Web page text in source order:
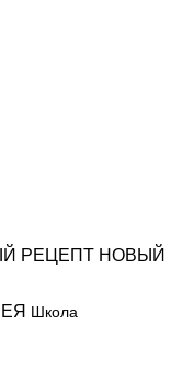
РЕЦЕПТ НОВЫЙ
Школа